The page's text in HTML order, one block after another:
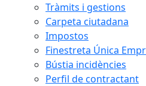
Tràmits i gestions
Carpeta ciutadana
Impostos
Finestreta Única
Bústia incidències
Perfil de contractant